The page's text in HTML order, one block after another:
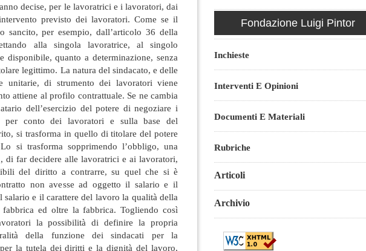
decise, per le lavoratrici e i lavoratori, dai
previsto dei lavoratori. Come se il
sancito, per esempio, dall’articolo 36 della
alla singola lavoratrice, al singolo
disponibile, quanto a determinazione, senza
legittimo. La natura del sindacato, e delle
unitarie, di strumento dei lavoratori viene
attiene al profilo contrattuale. Se ne cambia
dell’esercizio del potere di negoziare i
per conto dei lavoratori e sulla base del
si trasforma in quello di titolare del potere
si trasforma sopprimendo l’obbligo, una
di far decidere alle lavoratrici e ai lavoratori,
del diritto a contrarre, su quel che si è
non avesse ad oggetto il salario e il
salario e il carattere del lavoro la qualità della
ed oltre la fabbrica. Togliendo così
la possibilità di definire la propria
della funzione dei sindacati per la
la tutela dei diritti e la dignità del lavoro,
Fondazione Luigi Pintor
Inchieste
Interventi E Opinioni
Documenti E Materiali
Rubriche
Articoli
Archivio